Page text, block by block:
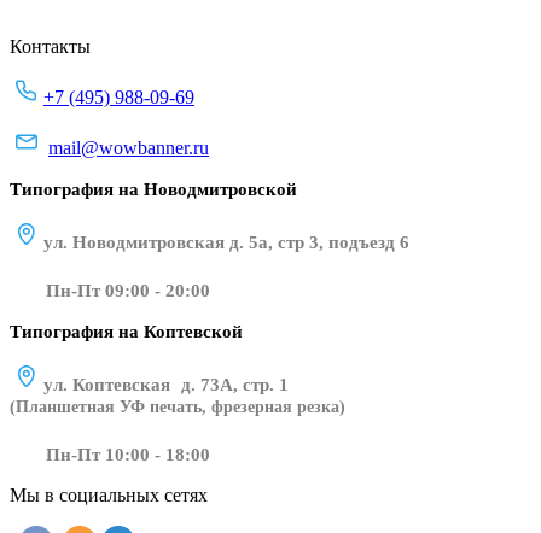
Контакты
+7 (495) 988-09-69
mail@wowbanner.ru
Типография на Новодмитровской
ул. Новодмитровская д. 5а, стр 3, подъезд 6
Пн-Пт 09:00 - 20:00
Типография на Коптевской
ул. Коптевская д. 73А, стр. 1
(Планшетная УФ печать, фрезерная резка)
Пн-Пт 10:00 - 18:00
Мы в социальных сетях